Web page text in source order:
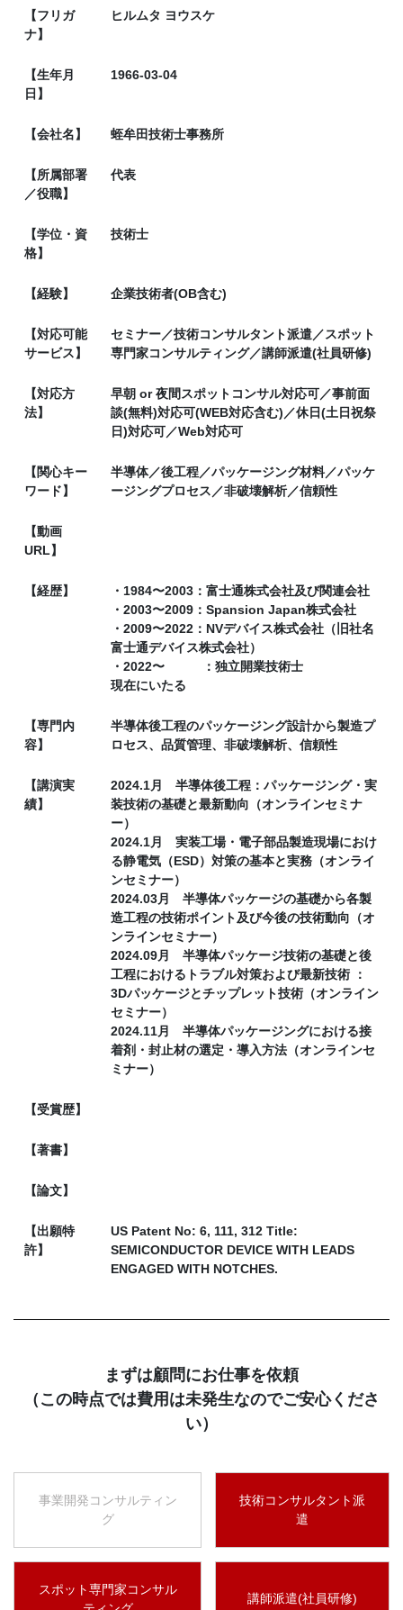
【フリガ
ナ】
ヒルムタ ヨウスケ
【生年月
日】
1966-03-04
【会社名】 蛭牟田技術士事務所
【所属部署
／役職】
代表
【学位・資
格】
技術士
【経験】 企業技術者(OB含む)
【対応可能
サービス】
セミナー／技術コンサルタント派遣／スポット
専門家コンサルティング／講師派遣(社員研修)
【対応方
法】
早朝 or 夜間スポットコンサル対応可／事前面
談(無料)対応可(WEB対応含む)／休日(土日祝祭
日)対応可／Web対応可
【関心キー
ワード】
半導体／後工程／パッケージング材料／パッケ
ージングプロセス／非破壊解析／信頼性
【動画
URL】
【経歴】
・1984〜2003：富士通株式会社及び関連会社
・2003〜2009：Spansion Japan株式会社
・2009〜2022：NVデバイス株式会社（旧社名
富士通デバイス株式会社）
・2022〜 ：独立開業技術士
現在にいたる
【専門内
容】
半導体後工程のパッケージング設計から製造プ
ロセス、品質管理、非破壊解析、信頼性
【講演実
績】
2024.1月 半導体後工程：パッケージング・実
装技術の基礎と最新動向（オンラインセミナ
ー）
2024.1月 実装工場・電子部品製造現場におけ
る静電気（ESD）対策の基本と実務（オンライ
ンセミナー）
2024.03月 半導体パッケージの基礎から各製
造工程の技術ポイント及び今後の技術動向（オ
ンラインセミナー）
2024.09月 半導体パッケージ技術の基礎と後
工程におけるトラブル対策および最新技術 ：
3Dパッケージとチップレット技術（オンライン
セミナー）
2024.11月 半導体パッケージングにおける接
着剤・封止材の選定・導入方法（オンラインセ
ミナー）
【受賞歴】
【著書】
【論文】
【出願特
許】
US Patent No: 6, 111, 312 Title:
SEMICONDUCTOR DEVICE WITH LEADS
ENGAGED WITH NOTCHES.
まずは顧問にお仕事を依頼
（この時点では費用は未発生なのでご安心くださ
い）
事業開発コンサルティン
グ
技術コンサルタント派
遣
スポット専門家コンサル
講師派遣(社員研修)